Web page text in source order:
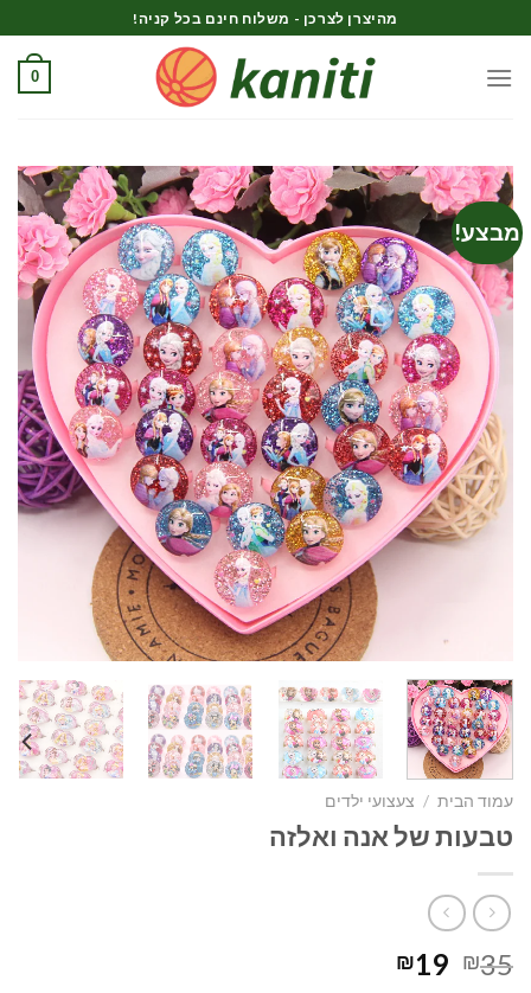
to
content
מהיצרן לצרכן - משלוח חינם בכל קניה!
0
מבצע!
עמוד הבית / צעצועי ילדים
טבעות של אנה ואלזה
₪35
המחיר
₪19